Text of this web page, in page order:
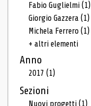
Fabio Guglielmi(1)
Giorgio Gazzera(1)
Michela Ferrero(1)
+ altri elementi
Anno
2017(1)
Sezioni
Nuovi progetti(1)